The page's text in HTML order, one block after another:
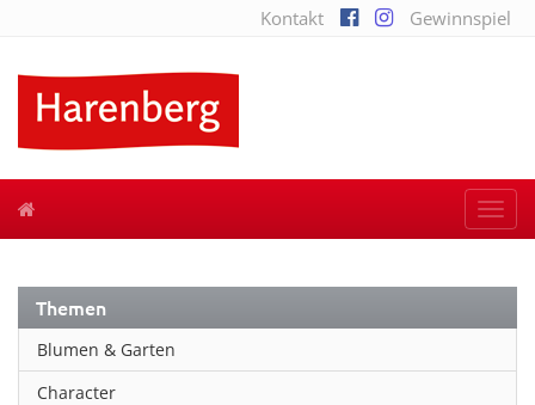
Kontakt Gewinnspiel
Themen
Blumen & Garten
Character